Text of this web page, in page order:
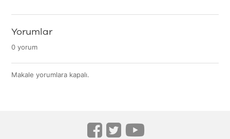
Yorumlar
0 yorum
Makale yorumlara kapalı.